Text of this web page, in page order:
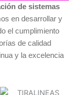
de sistemas
en desarrollar y
el cumplimiento
de calidad
y la excelencia